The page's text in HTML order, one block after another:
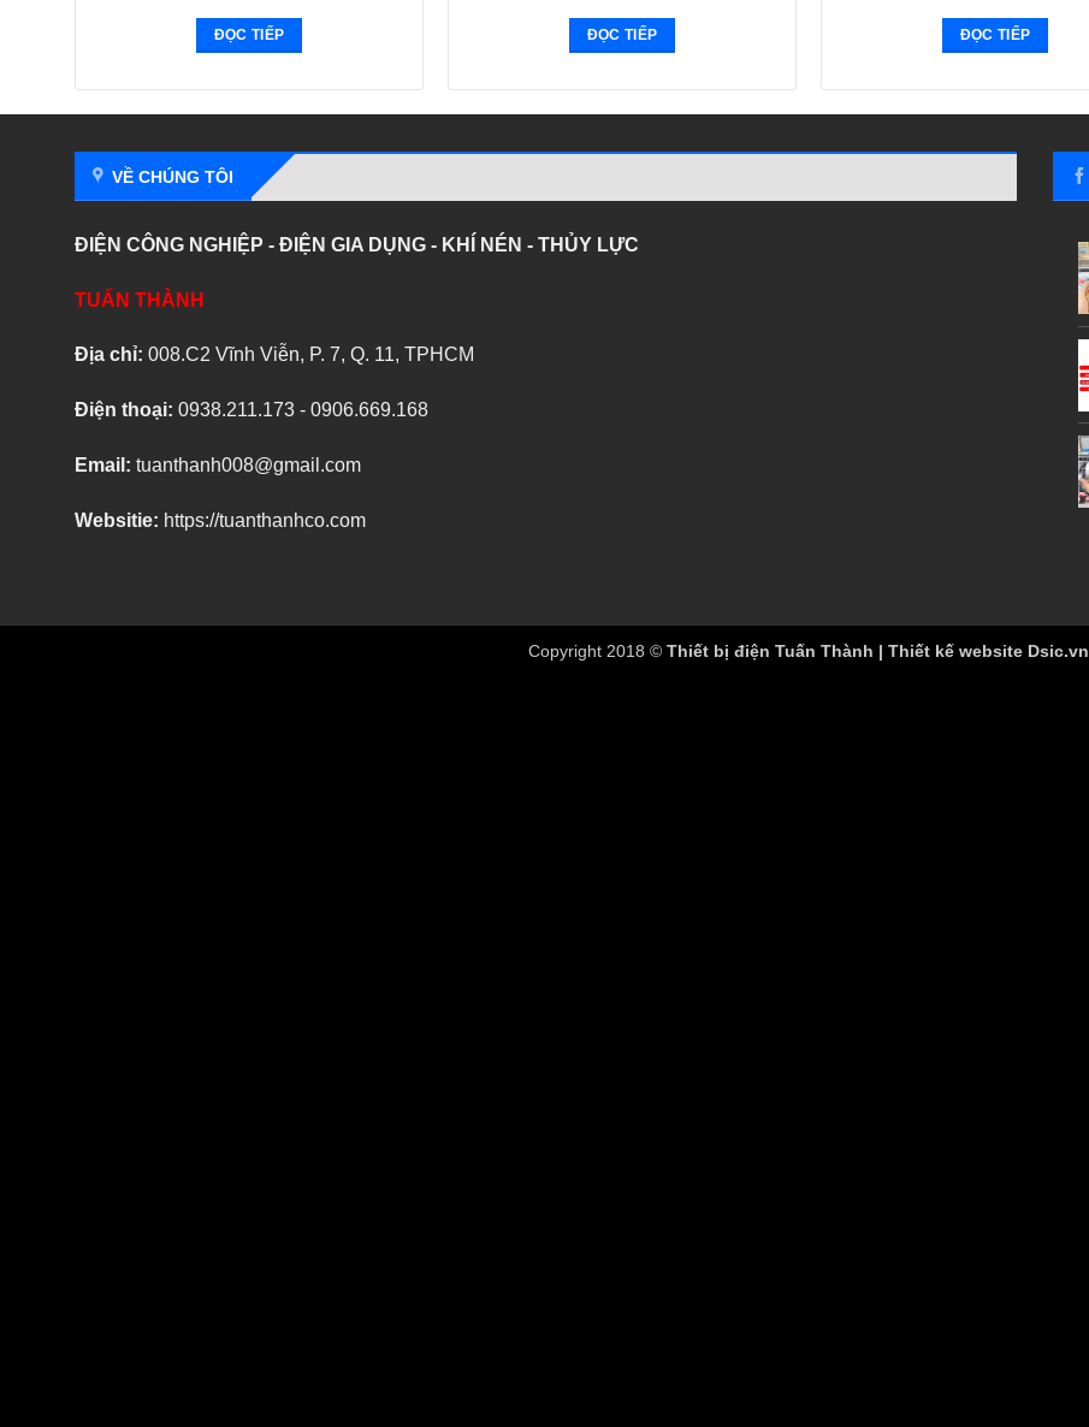
ĐỌC TIẾP ĐỌC TIẾP ĐỌC TIẾP
VỀ CHÚNG TÔI
ĐIỆN CÔNG NGHIỆP - ĐIỆN GIA DỤNG - KHÍ NÉN - THỦY LỰC
TUẤN THÀNH
Địa chỉ: 008.C2 Vĩnh Viễn, P. 7, Q. 11, TPHCM
Điện thoại: 0938.211.173 - 0906.669.168
Email: tuanthanh008@gmail.com
Websitie: https://tuanthanhco.com
Copyright 2018 © Thiết bị điện Tuấn Thành | Thiết kế website Dsic.vn